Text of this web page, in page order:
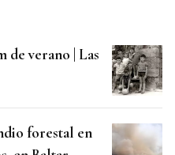
de verano | Las
forestal en